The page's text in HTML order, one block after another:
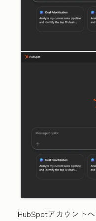
HubSpotアカウント